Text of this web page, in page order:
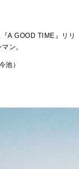
A GOOD TIME』リリ
ン。
池）